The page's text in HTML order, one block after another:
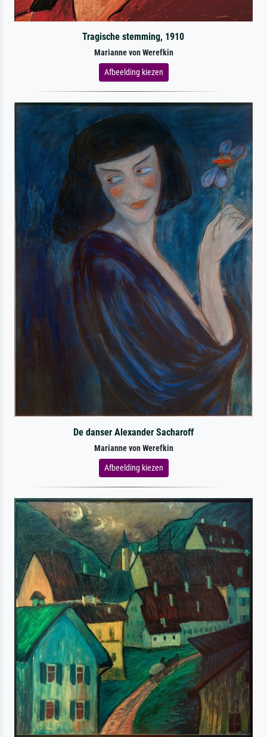
Tragische stemming, 1910
Marianne von Werefkin
Afbeelding kiezen
De danser Alexander Sacharoff
Marianne von Werefkin
Afbeelding kiezen